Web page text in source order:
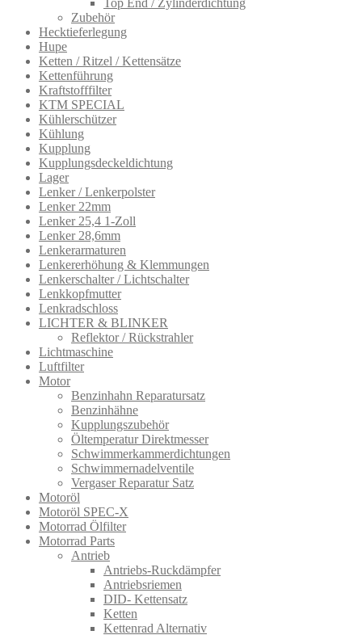
Top End / Zylinderdichtung
Zubehör
Hecktieferlegung
Hupe
Ketten / Ritzel / Kettensätze
Kettenführung
Kraftstofffilter
KTM SPECIAL
Kühlerschützer
Kühlung
Kupplung
Kupplungsdeckeldichtung
Lager
Lenker / Lenkerpolster
Lenker 22mm
Lenker 25,4 1-Zoll
Lenker 28,6mm
Lenkerarmatur​en
Lenkererhöhung & Klemmungen
Lenkerschalter / Lichtschalter
Lenkkopfmutter
Lenkradschloss
LICHTER & BLINKER
Reflektor / Rückstrahler
Lichtmaschine
Luftfilter
Motor
Benzinhahn Reparatursatz
Benzinhähne
Kupplungszubehör
Öltemperatur Direktmesser
Schwimmerkammerdichtungen
Schwimmernadelventile
Vergaser Reparatur Satz
Motoröl
Motoröl SPEC-X
Motorrad Ölfilter
Motorrad Parts
Antrieb
Antriebs-Ruckdämpfer
Antriebsriemen
DID- Kettensatz
Ketten
Kettenrad Alternativ